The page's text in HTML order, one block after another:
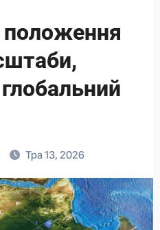
положення
Тра 13, 2026